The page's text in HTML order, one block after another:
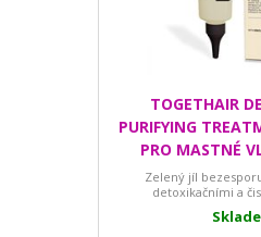
TOGETHAIR
PURIFYING
PRO MASTNÉ
Zelený jíl
detoxikačními a